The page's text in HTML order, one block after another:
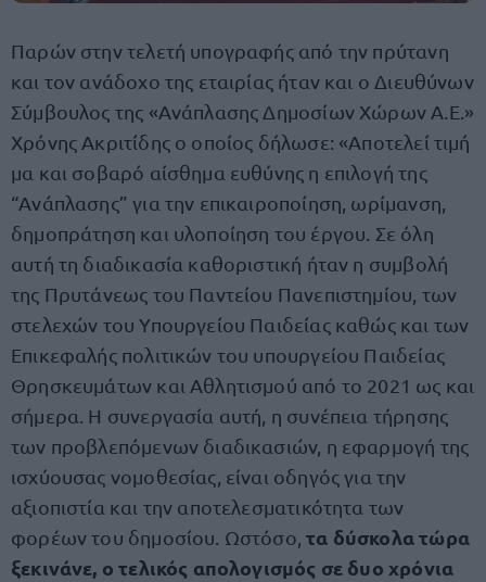
Παρών στην τελετή υπογραφής από την πρύτανη
και τον ανάδοχο της εταιρίας ήταν και ο Διευθύνων
Σύμβουλος της «Ανάπλασης Δημοσίων Χώρων Α.Ε.»
Χρόνης Ακριτίδης ο οποίος δήλωσε: «Αποτελεί τιμή
μα και σοβαρό αίσθημα ευθύνης η επιλογή της
“Ανάπλασης” για την επικαιροποίηση, ωρίμανση,
δημοπράτηση και υλοποίηση του έργου. Σε όλη
αυτή τη διαδικασία καθοριστική ήταν η συμβολή
της Πρυτάνεως του Παντείου Πανεπιστημίου, των
στελεχών του Υπουργείου Παιδείας καθώς και των
Επικεφαλής πολιτικών του υπουργείου Παιδείας
Θρησκευμάτων και Αθλητισμού από το 2021 ως και
σήμερα. Η συνεργασία αυτή, η συνέπεια τήρησης
των προβλεπόμενων διαδικασιών, η εφαρμογή της
ισχύουσας νομοθεσίας, είναι οδηγός για την
αξιοπιστία και την αποτελεσματικότητα των
φορέων του δημοσίου. Ωστόσο,τα δύσκολα τώρα
ξεκινάνε, ο τελικός απολογισμός σε δυο χρόνια